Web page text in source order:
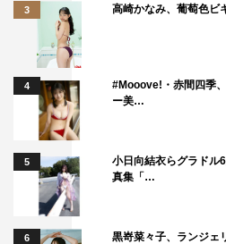
3 高崎かなみ、葡萄色ビ
4
#Mooove!・赤間四季
ー美…
5
小日向結衣らグラドル
真集「…
6 黒嵜菜々子、ランジェ